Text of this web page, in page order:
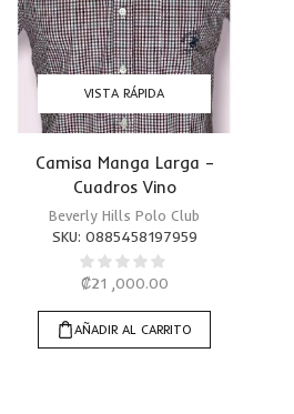
VISTA RÁPIDA
Camisa Manga Larga –
Cuadros Vino
Beverly Hills Polo Club
SKU: 0885458197959
₡21 ,000.00
AÑADIR AL CARRITO